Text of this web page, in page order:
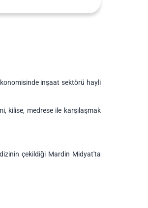
inşaat sektörü hayli
kilise, medrese ile karşılaşmak
çekildiği Mardin Midyat'ta